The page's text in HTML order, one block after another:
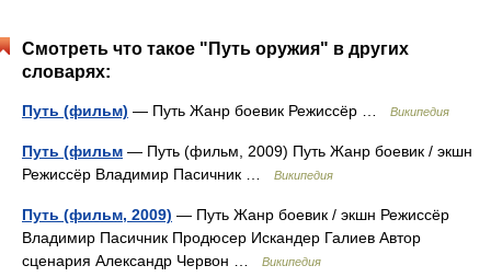
Смотреть что такое "Путь оружия" в других
словарях:
Путь (фильм) — Путь Жанр боевик Режиссёр … Википедия
Путь (фильм — Путь (фильм, 2009) Путь Жанр боевик / экшн
Режиссёр Владимир Пасичник …
Википедия
Путь (фильм, 2009) — Путь Жанр боевик / экшн Режиссёр
Владимир Пасичник Продюсер Искандер Галиев Автор
сценария Александр Червон …
Википедия